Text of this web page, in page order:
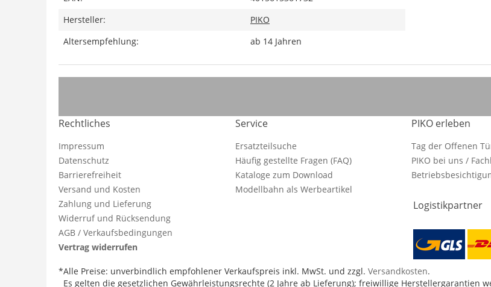
Hersteller:
PIKO
Altersempfehlung:
ab 14 Jahren
Rechtliches
Impressum
Datenschutz
Barrierefreiheit
Versand und Kosten
Zahlung und Lieferung
Widerruf und Rücksendung
AGB / Verkaufsbedingungen
Vertrag widerrufen
Service
Ersatzteilsuche
Häufig gestellte Fragen (FAQ)
Kataloge zum Download
Modellbahn als Werbeartikel
PIKO erleben
Tag der Offenen
PIKO bei uns /
Logistikpartner
*Alle Preise: unverbindlich empfohlener Verkaufspreis inkl. MwSt. und zzgl. Versandkosten.
Es gelten die gesetzlichen Gewährleistungsrechte (2 Jahre ab Lieferung); freiwillige Herstellergarantien